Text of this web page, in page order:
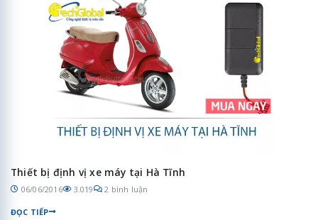
Thiết bị định vị xe máy tại Hà Tĩnh
06/06/2016 3.019 2 bình luận
ĐỌC TIẾP